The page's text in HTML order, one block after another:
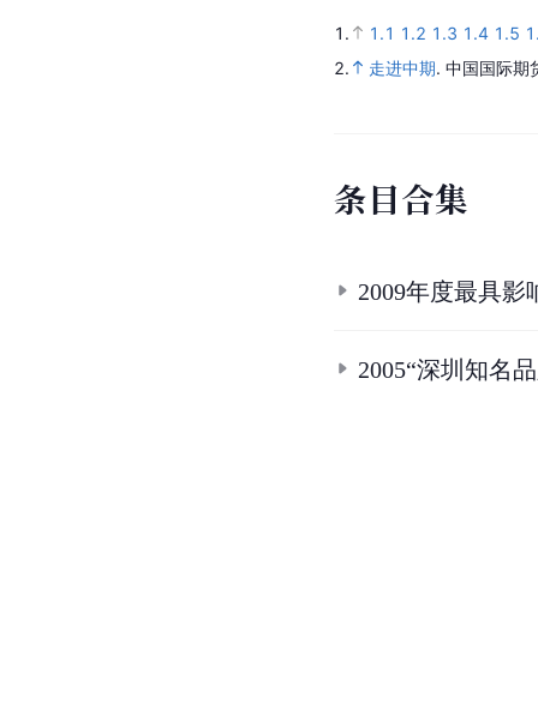
1. 1.1 1.2 1.3 1.4 1.5
2.
走进中期. 中国国际期
条目合集
2009年度最具影
2005“深圳知名